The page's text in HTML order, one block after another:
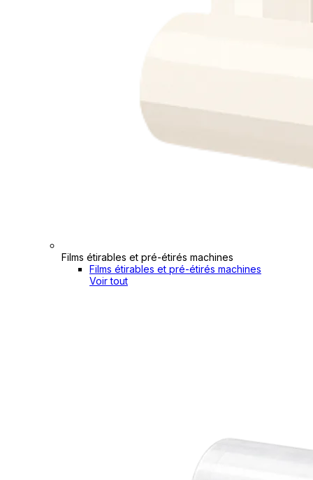
Films étirables et pré-étirés machines
Films étirables et pré-étirés machines
Voir tout